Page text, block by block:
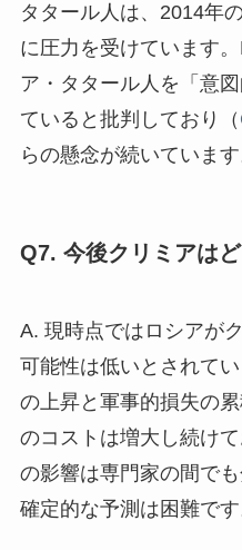
タタール人は、2014年
に圧力を受けています
ア・タタール人を「意
ていると批判しており（
らの懸念が続いています
Q7. 今後クリミアは
A. 現時点ではロシアが
可能性は低いとされて
の上昇と軍事的損失の
のコストは増大し続け
の影響は専門家の間で
確定的な予測は困難です